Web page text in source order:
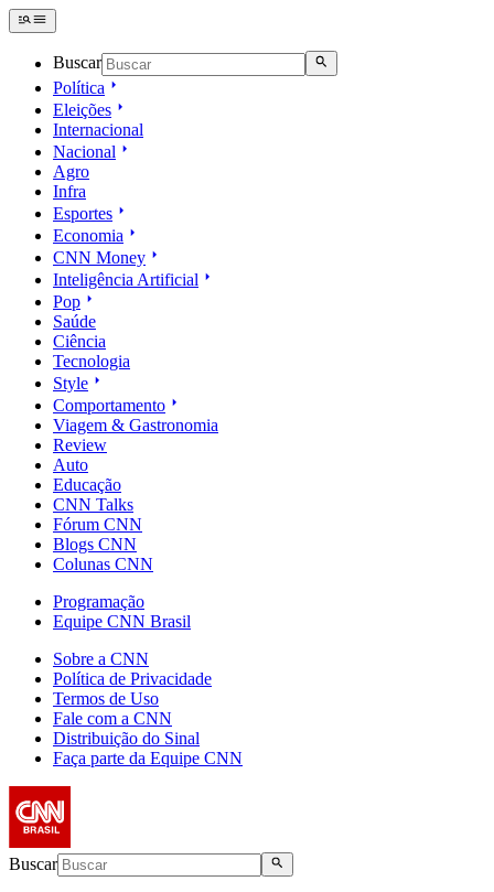
Buscar
Política
Eleições
Internacional
Nacional
Agro
Infra
Esportes
Economia
CNN Money
Inteligência Artificial
Pop
Saúde
Ciência
Tecnologia
Style
Comportamento
Viagem & Gastronomia
Review
Auto
Educação
CNN Talks
Fórum CNN
Blogs CNN
Colunas CNN
Programação
Equipe CNN Brasil
Sobre a CNN
Política de Privacidade
Termos de Uso
Fale com a CNN
Distribuição do Sinal
Faça parte da Equipe CNN
Buscar